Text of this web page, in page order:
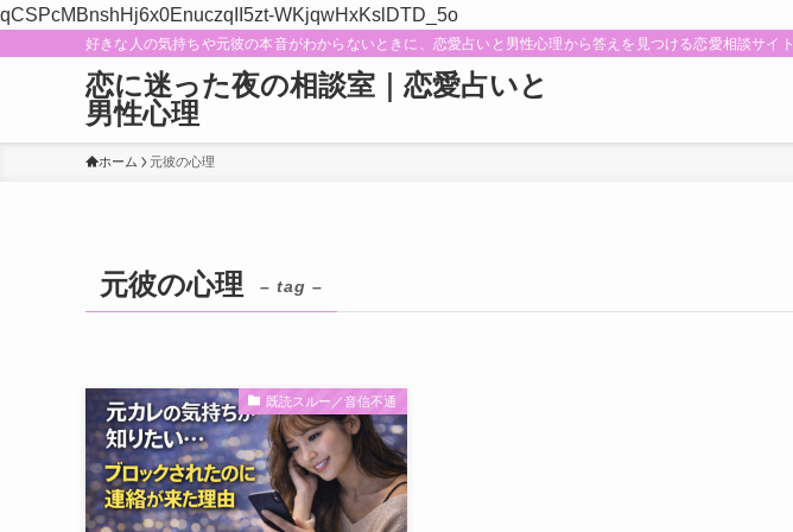
qCSPcMBnshHj6x0EnuczqII5zt-WKjqwHxKslDTD_5o
好きな人の気持ちや元彼の本音がわからないときに、恋愛占いと男性心理から答えを見つける恋愛相談サイト
恋に迷った夜の相談室｜恋愛占いと
男性心理
ホーム 元彼の心理
元彼の心理 – tag –
既読スルー／音信不通